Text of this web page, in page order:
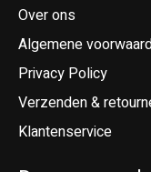
Over ons
Algemene
Privacy Policy
Verzenden &
Klantenservice